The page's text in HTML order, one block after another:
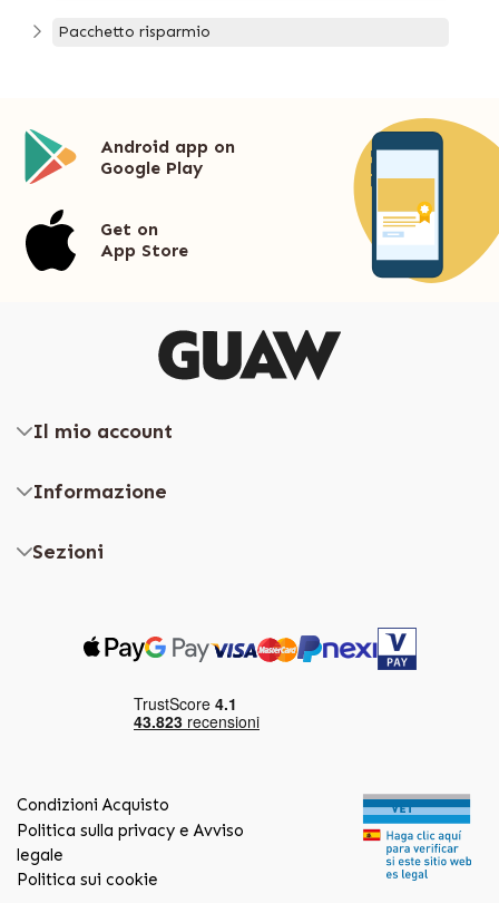
Pacchetto risparmio
Android app on
Google Play
Get on
App Store
Il mio account
Informazione
Sezioni
Condizioni Acquisto
Politica sulla privacy e Avviso
legale
Politica sui cookie